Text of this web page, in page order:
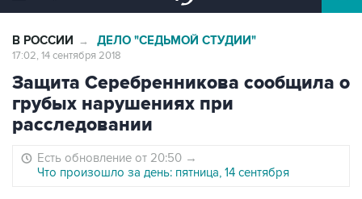
В РОССИИ → ДЕЛО "СЕДЬМОЙ СТУДИИ"
17:02, 14 сентября 2018
Защита Серебренникова сообщила о
грубых нарушениях при
расследовании
Есть обновление от 20:50 →
Что произошло за день: пятница, 14 сентября